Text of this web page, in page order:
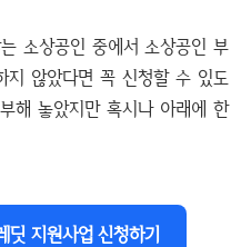
소상공인 중에서 소상공인 부
않았다면 꼭 신청할 수 있도
해 놓았지만 혹시나 아래에 한
딧 지원사업 신청하기